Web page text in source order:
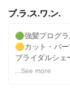
プ.ラ.ス.ワ.ン.
🟢強髪プログ
🟡カット・パ
ブライダルシ
🟣V3ファンデ
...See more